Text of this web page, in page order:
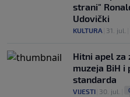
strani"
Udovički
KULTURA 31. jul.
Hitni apel za
muzeja BiH i
standarda
VIJESTI 30. jul.